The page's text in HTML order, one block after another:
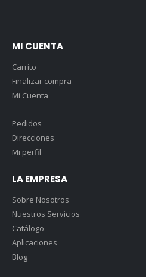
MI CUENTA
Carrito
Finalizar compra
Mi Cuenta
Pedidos
Direcciones
Mi perfil
LA EMPRESA
Sobre Nosotros
Nuestros Servicios
Catálogo
Aplicaciones
Blog